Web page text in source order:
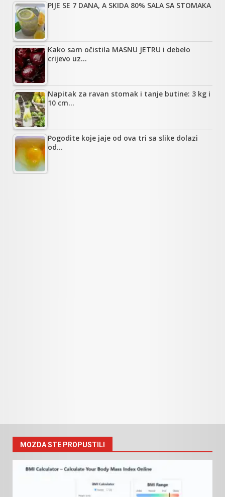
PIJE SE 7 DANA, A SKIDA 80% SALA SA STOMAKA
Kako sam očistila MASNU JETRU i debelo
crijevo uz…
Napitak za ravan stomak i tanje butine: 3 kg i
10 cm…
Pogodite koje jaje od ova tri sa slike dolazi
od…
MOZDA STE PROPUSTILI